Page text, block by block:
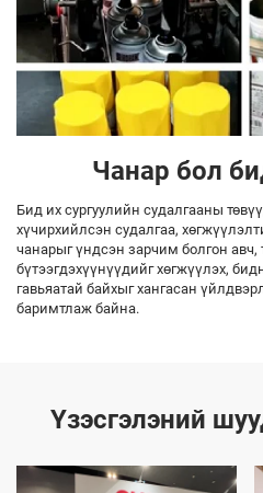
Чанар бол
Бид их сургуулийн судалгааны
хүчирхийлсэн судалгаа,
чанарыг үндсэн зарчим болгон
бүтээгдэхүүнүүдийг хөгжүүлэх,
гавьяатай байхыг хангасан
баримтлаж байна.
Үзэсгэлэний